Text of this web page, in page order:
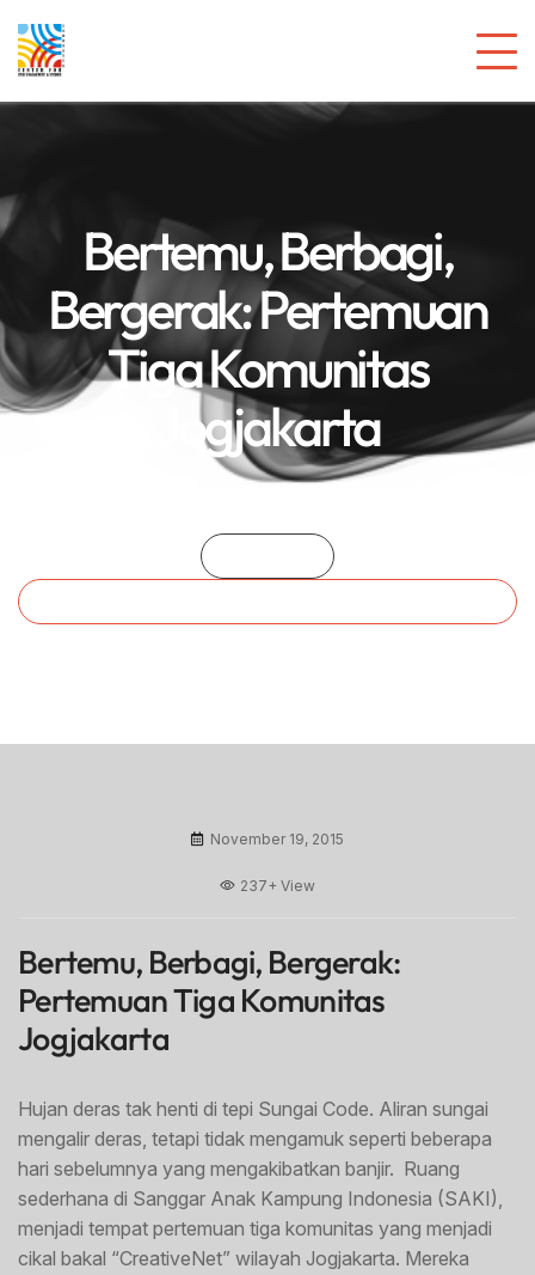
Bertemu, Berbagi,
Bergerak: Pertemuan
Tiga Komunitas
Jogjakarta
Komunitas Jogjakarta
November 19, 2015
237+ View
Bertemu, Berbagi, Bergerak:
Pertemuan Tiga Komunitas
Jogjakarta
Hujan deras tak henti di tepi Sungai Code. Aliran sungai
mengalir deras, tetapi tidak mengamuk seperti beberapa
hari sebelumnya yang mengakibatkan banjir. Ruang
sederhana di Sanggar Anak Kampung Indonesia (SAKI),
menjadi tempat pertemuan tiga komunitas yang menjadi
cikal bakal “CreativeNet” wilayah Jogjakarta. Mereka